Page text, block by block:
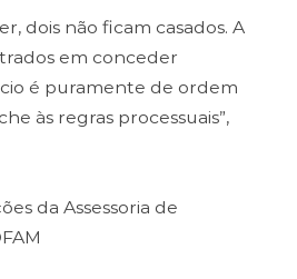
dois não ficam casados. A
em conceder
é puramente de ordem
às regras processuais”,
da Assessoria de